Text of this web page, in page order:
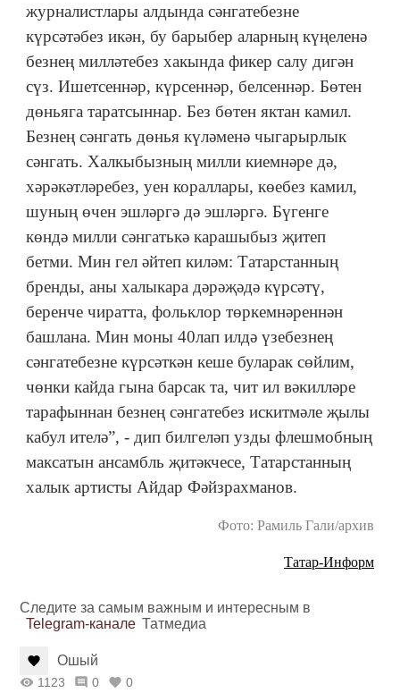
журналистлары алдында сәнгатебезне
күрсәтәбез икән, бу барыбер аларның күңеленә
безнең милләтебез хакында фикер салу дигән
сүз. Ишетсеннәр, күрсеннәр, белсеннәр. Бөтен
дөньяга таратсыннар. Без бөтен яктан камил.
Безнең сәнгать дөнья күләменә чыгарырлык
сәнгать. Халкыбызның милли киемнәре дә,
хәрәкәтләребез, уен кораллары, көебез камил,
шуның өчен эшләргә дә эшләргә. Бүгенге
көндә милли сәнгатькә карашыбыз җитеп
бетми. Мин гел әйтеп киләм: Татарстанның
бренды, аны халыкара дәрәҗәдә күрсәтү,
беренче чиратта, фольклор төркемнәреннән
башлана. Мин моны 40лап илдә үзебезнең
сәнгатебезне күрсәткән кеше буларак сөйлим,
чөнки кайда гына барсак та, чит ил вәкилләре
тарафыннан безнең сәнгатебез искитмәле җылы
кабул ителә”, - дип билгеләп узды флешмобның
максатын ансамбль җитәкчесе, Татарстанның
халык артисты Айдар Фәйзрахманов.
Фото: Рамиль Гали/архив
Татар-Информ
Следите за самым важным и интересным в
Telegram-канале Татмедиа
Ошый
1123 0 0